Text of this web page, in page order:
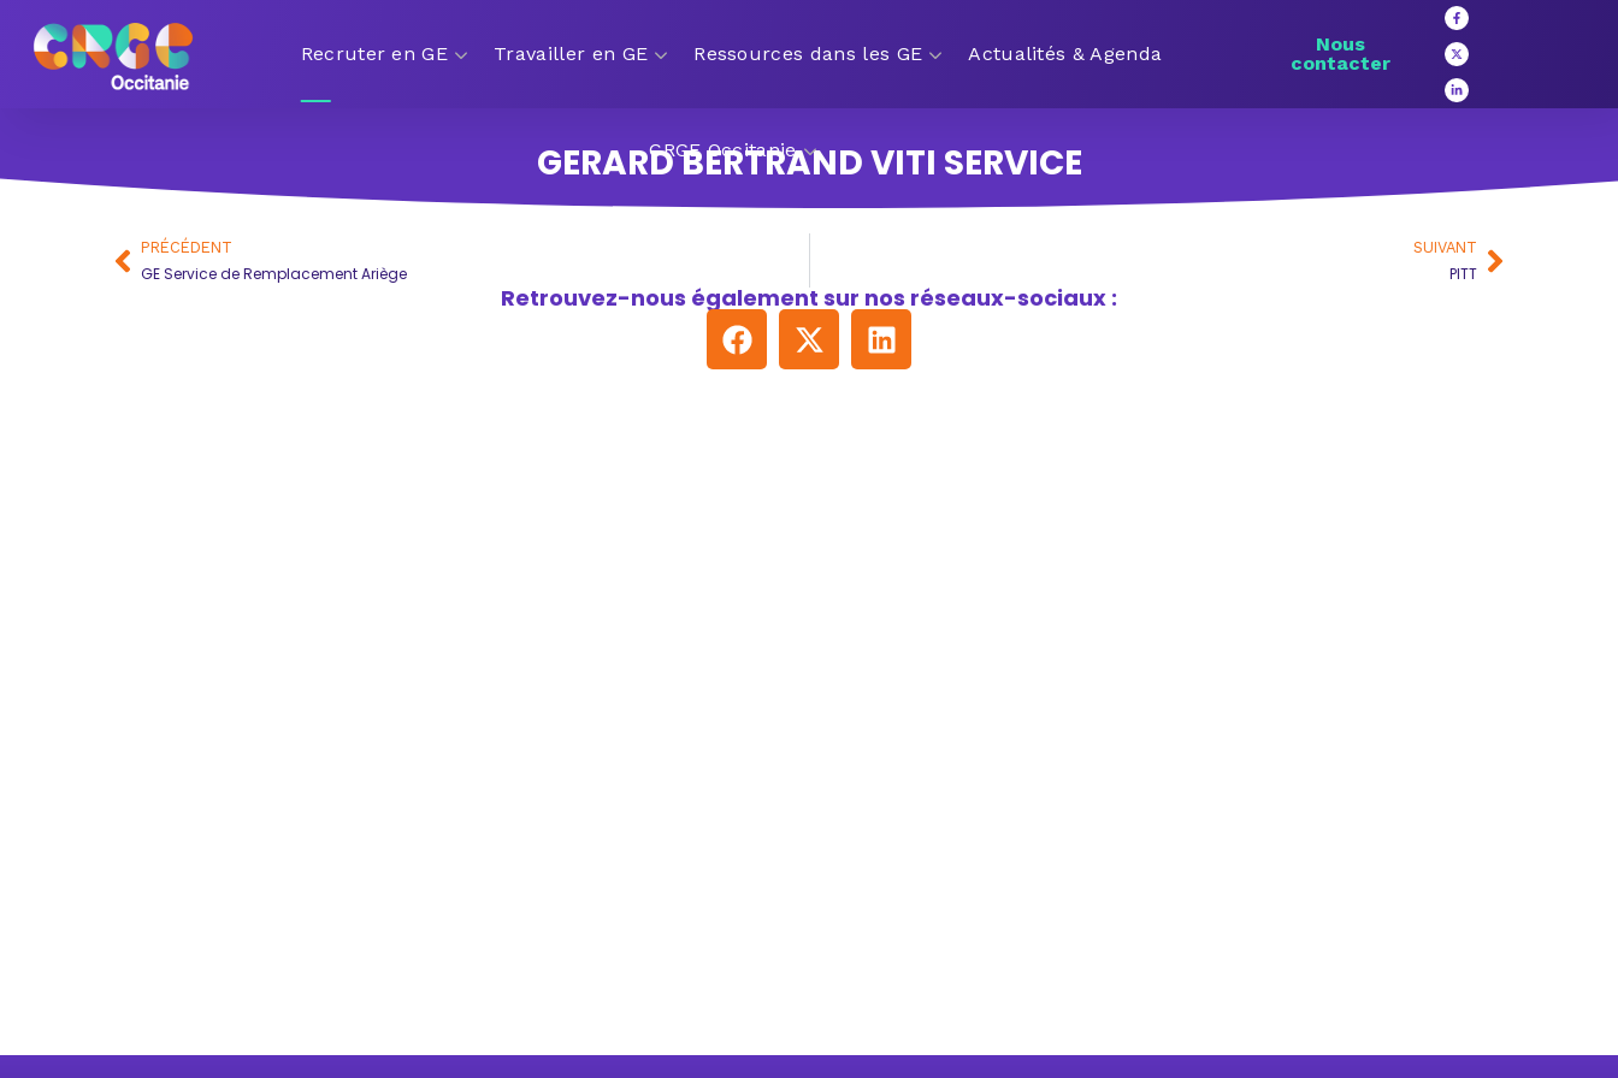
Recruter en GE Travailler en GE Ressources dans les GE Actualités & Agenda
CRGE Occitanie
Nous
contacter
GERARD BERTRAND VITI SERVICE
PRÉCÉDENT
GE Service de Remplacement Ariège
SUIVANT
PITT
Retrouvez-nous également sur nos réseaux-sociaux :